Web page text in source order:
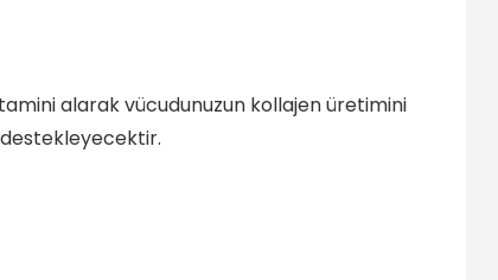
alarak vücudunuzun kollajen üretimini
destekleyecektir.